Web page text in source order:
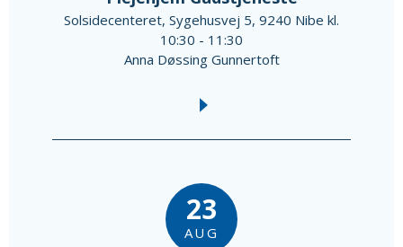
Solsidecenteret, Sygehusvej 5, 9240 Nibe kl.
10:30 - 11:30
Anna Døssing Gunnertoft
23
AUG